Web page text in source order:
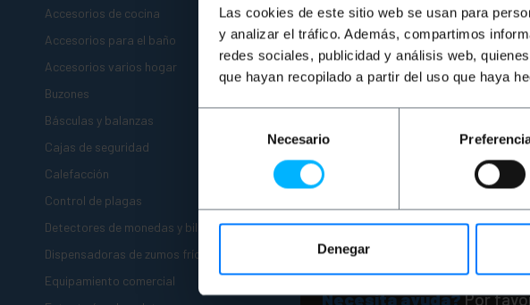
Las cookies de este sitio web se usan para
y analizar el tráfico. Además, compartimos
redes sociales, publicidad y análisis web,
que hayan recopilado a partir del uso que haya
consentimiento
Necesario
Denegar
Accesorios de cocina +
Accesorios para el baño +
Accesorios varios hogar +
Buzones
Básculas y balanzas
Cajas de seguridad +
Calefacción +
Control de plagas +
Detectores de monedas y billetes +
Dispensadoras de zumos frío calor
Equipamiento comercial +
PRIMEMATIKPoste de
barbero luminoso y
giratorio para peluquerías
PVD
69,89€
Entrega inmediata REF: BQ031
Necesita ayuda?Por